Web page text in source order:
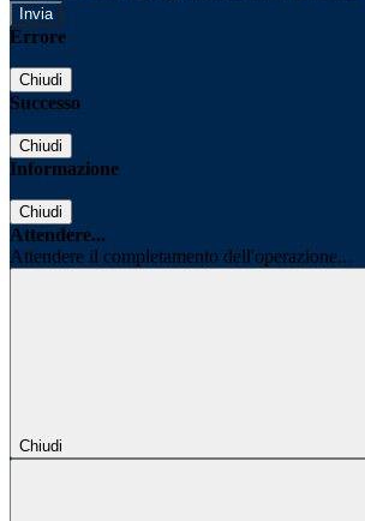
Errore
Chiudi
Successo
Chiudi
Informazione
Chiudi
Attendere...
Attendere il completamento dell'operazione...
Chiudi